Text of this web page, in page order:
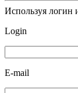
Используя логин
Login
E-mail